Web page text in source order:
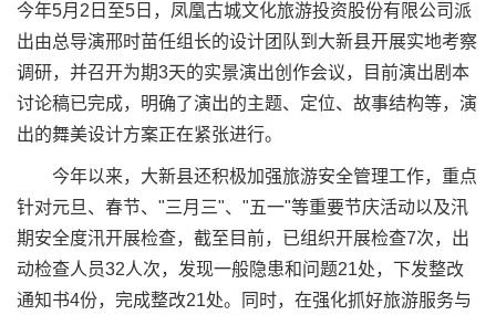
今年5月2日至5日，凤凰古城文化旅游投资股份有限公司派
出由总导演邢时苗任组长的设计团队到大新县开展实地考察
调研，并召开为期3天的实景演出创作会议，目前演出剧本
讨论稿已完成，明确了演出的主题、定位、故事结构等，演
出的舞美设计方案正在紧张进行。
今年以来，大新县还积极加强旅游安全管理工作，重点
针对元旦、春节、"三月三"、"五一"等重要节庆活动以及汛
期安全度汛开展检查，截至目前，已组织开展检查7次，出
动检查人员32人次，发现一般隐患和问题21处，下发整改
通知书4份，完成整改21处。同时，在强化抓好旅游服务与